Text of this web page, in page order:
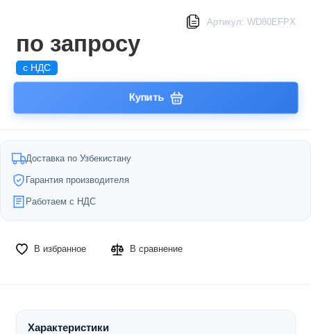
Артикул: WD80EFPX
по запросу
с НДС
Купить
Доставка по Узбекистану
Гарантия производителя
Работаем с НДС
В избранное В сравнение
Характеристики